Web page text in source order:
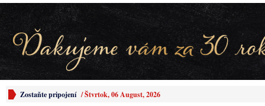
Zostaňte pripojení /Štvrtok, 06 August, 2026